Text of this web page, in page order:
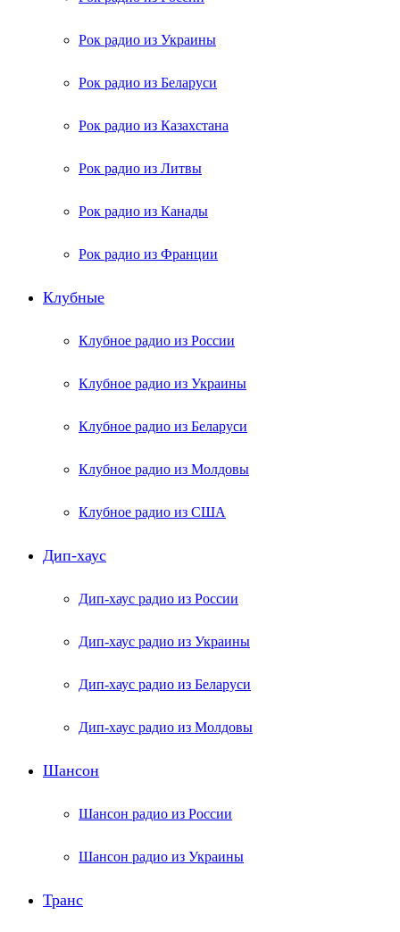
Рок радио из Украины
Рок радио из Беларуси
Рок радио из Казахстана
Рок радио из Литвы
Рок радио из Канады
Рок радио из Франции
Клубные
Клубное радио из России
Клубное радио из Украины
Клубное радио из Беларуси
Клубное радио из Молдовы
Клубное радио из США
Дип-хаус
Дип-хаус радио из России
Дип-хаус радио из Украины
Дип-хаус радио из Беларуси
Дип-хаус радио из Молдовы
Шансон
Шансон радио из России
Шансон радио из Украины
Транс